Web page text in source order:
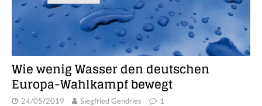
Wie wenig Wasser den deutschen
Europa-Wahlkampf bewegt
24/05/2019 Siegfried Gendries 1